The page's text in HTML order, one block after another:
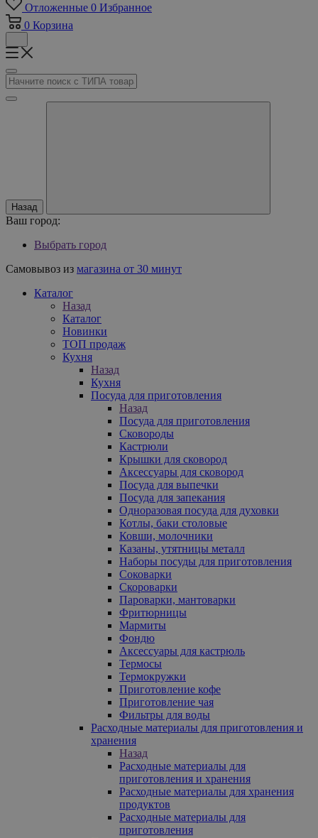
Отложенные 0 Избранное
0 Корзина
Назад
Ваш город:
Выбрать город
Самовывоз из магазина от 30 минут
Каталог
Назад
Каталог
Новинки
ТОП продаж
Кухня
Назад
Кухня
Посуда для приготовления
Назад
Посуда для приготовления
Сковороды
Кастрюли
Крышки для сковород
Аксессуары для сковород
Посуда для выпечки
Посуда для запекания
Одноразовая посуда для духовки
Котлы, баки столовые
Ковши, молочники
Казаны, утятницы металл
Наборы посуды для приготовления
Соковарки
Скороварки
Пароварки, мантоварки
Фритюрницы
Мармиты
Фондю
Аксессуары для кастрюль
Термосы
Термокружки
Приготовление кофе
Приготовление чая
Фильтры для воды
Расходные материалы для приготовления и
хранения
Назад
Расходные материалы для
приготовления и хранения
Расходные материалы для хранения
продуктов
Расходные материалы для
приготовления